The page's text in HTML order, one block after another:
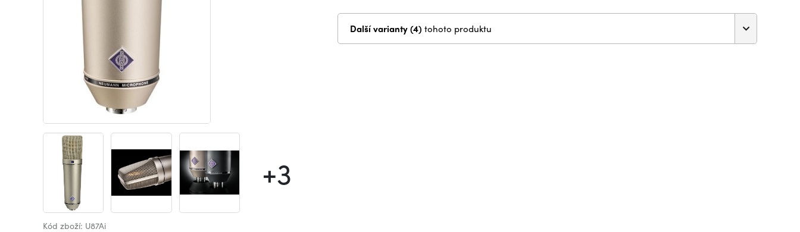
+3
Kód zboží: U87Ai
Další varianty (4) tohoto produktu